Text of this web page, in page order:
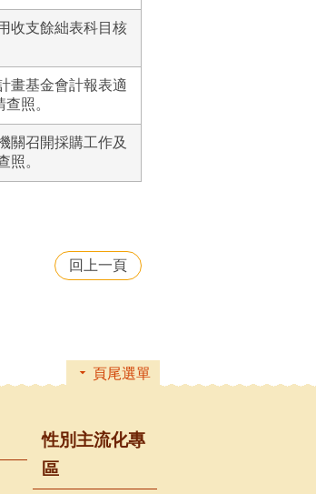
收支餘絀表科目核
畫基金會計報表適
照。
關召開採購工作及
照。
回上一頁
頁尾選單
性別主流化專
區